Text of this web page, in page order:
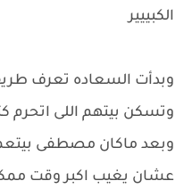
الكبييير
وبدأت السعاده تعرف
وتسكن بيتهم اللى اتحرم
وبعد ماكان مصطفى
عشان يغيب اكبر وقت